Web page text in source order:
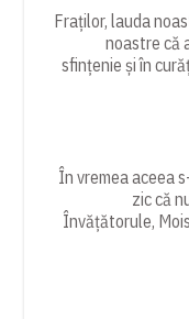
Fraților, lauda
noastre că
sfințenie și în
În vremea aceea
zic că
Învățătorule,